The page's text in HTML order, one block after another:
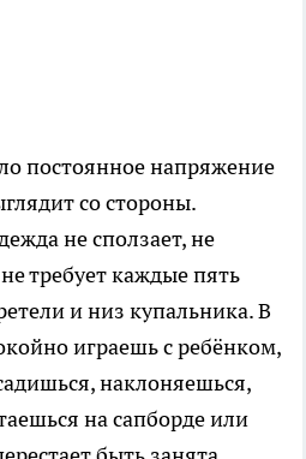
постоянное напряжение
со стороны.
не сползает, не
требует каждые пять
и низ купальника. В
играешь с ребёнком,
наклоняешься,
на сапборде или